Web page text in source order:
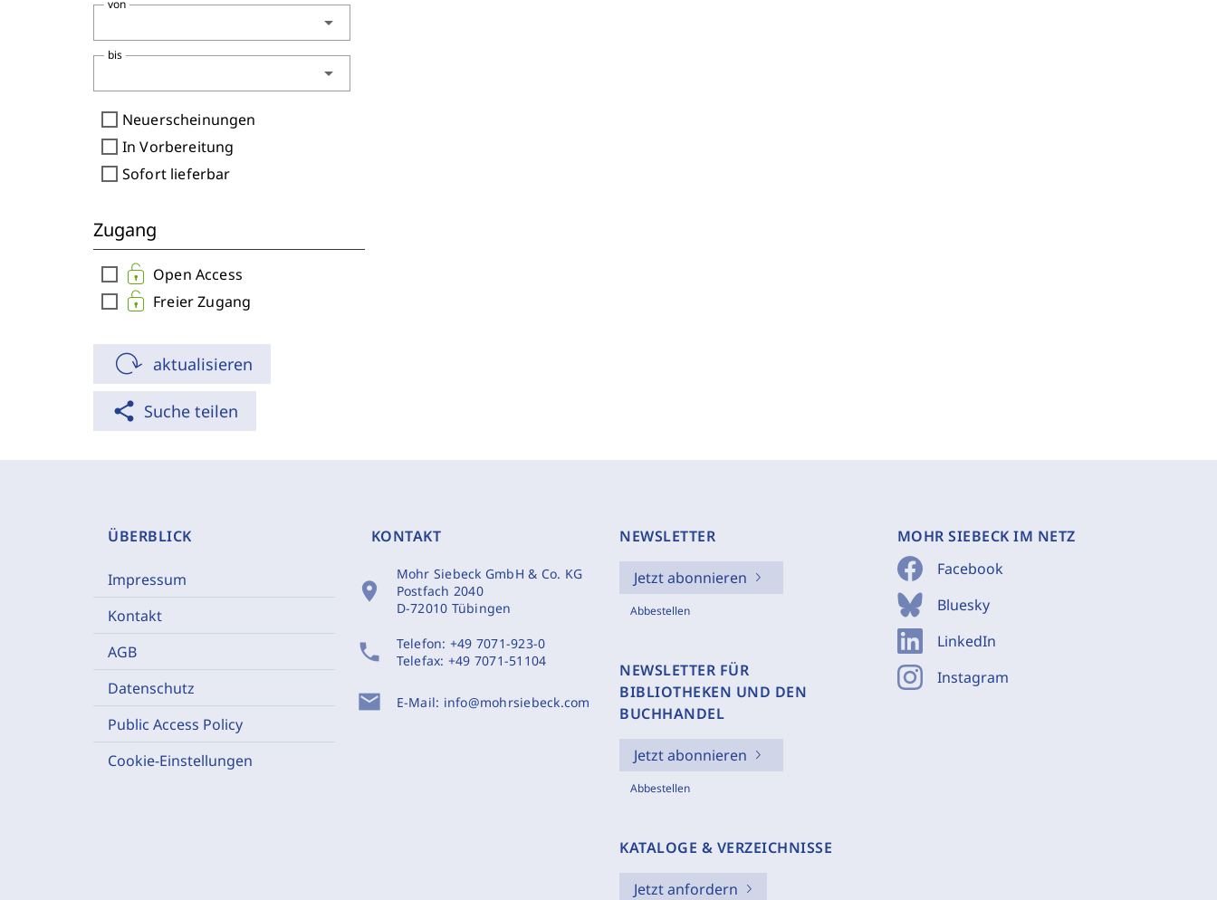
arrow_drop_down
von
arrow_drop_down
bis
check_box_outline_blank Neuerscheinungen
check_box_outline_blank In Vorbereitung
check_box_outline_blank Sofort lieferbar
Zugang
check_box_outline_blank Open Access
check_box_outline_blank Freier Zugang
aktualisieren
share Suche teilen
ÜBERBLICK
Impressum
Kontakt
AGB
Datenschutz
Public Access Policy
Cookie-Einstellungen
KONTAKT
location_on
Mohr Siebeck GmbH & Co. KG
Postfach 2040
D-72010 Tübingen
phone Telefon: +49 7071-923-0
Telefax: +49 7071-51104
mail E-Mail: info@mohrsiebeck.com
NEWSLETTER
Jetzt abonnieren
Abbestellen
NEWSLETTER FÜR
BIBLIOTHEKEN UND DEN
BUCHHANDEL
Jetzt abonnieren
Abbestellen
KATALOGE & VERZEICHNISSE
Jetzt anfordern
MOHR SIEBECK IM NETZ
Facebook
Bluesky
LinkedIn
Instagram